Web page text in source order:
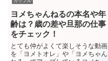
手、でも実はピアノが苦手と意外
な面をお持ちのようですが、今回
はさきここさんの年齢や出身大学
など、WIKI風にプロフィー...
ヨメちゃんねるの本名や年
齢は？歳の差や旦那の仕事
をチェック！
とても仲がよくて楽しそうな動画
を「ヨメトオレ」や「ヨメちゃん